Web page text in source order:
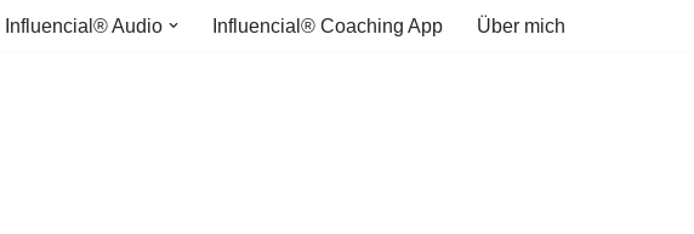
Influencial® Audio Influencial® Coaching App Über mich